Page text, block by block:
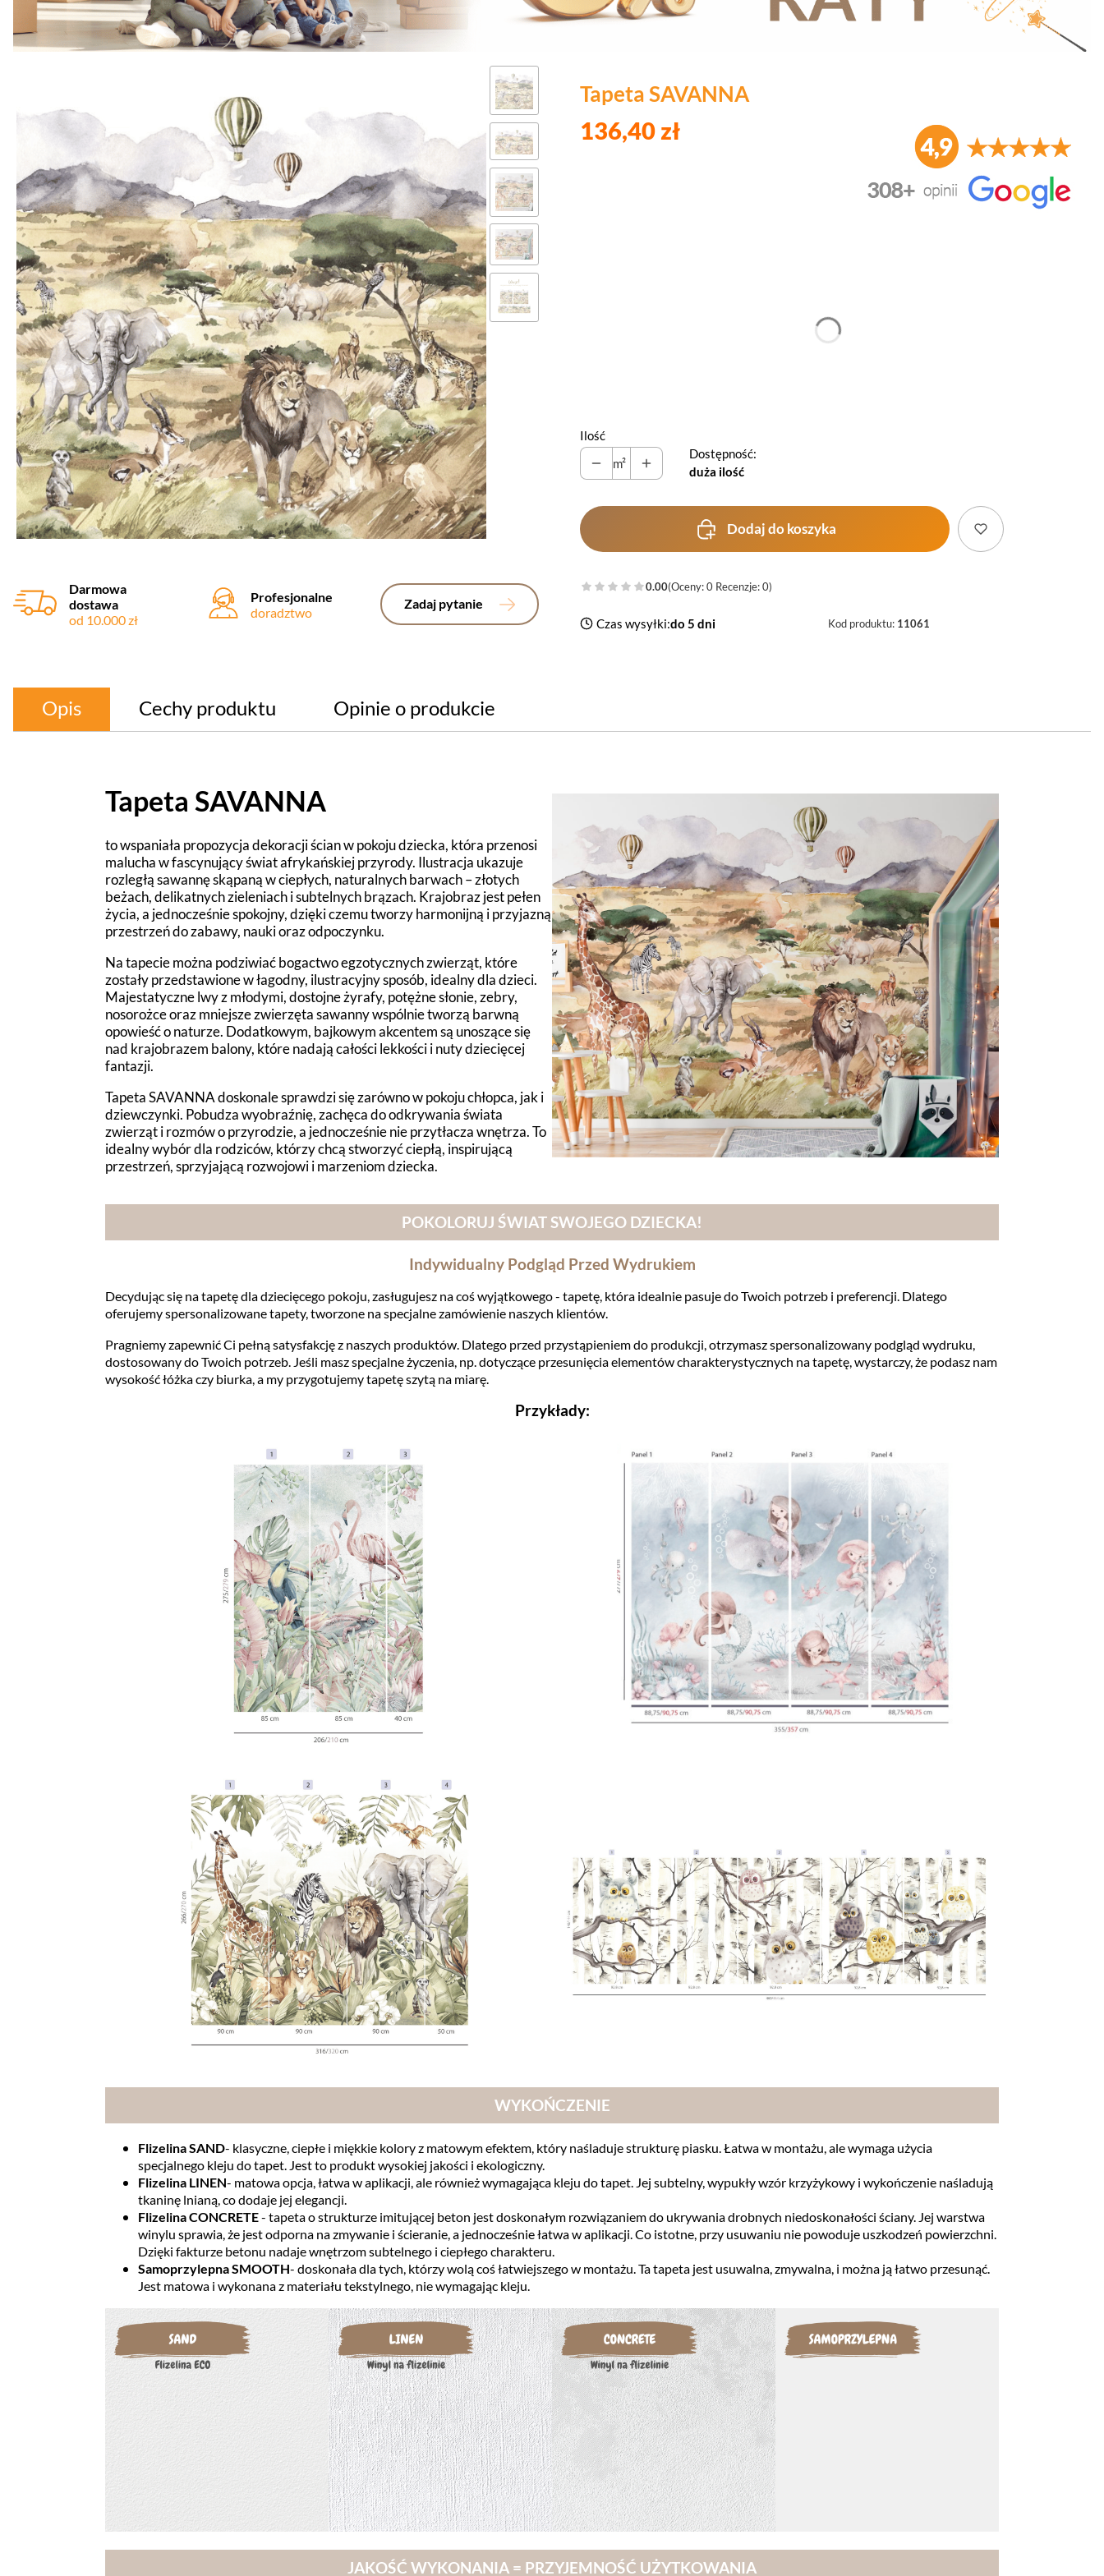
Darmowa
dostawa
od 10.000 zł
Profesjonalne
doradztwo
Zadaj pytanie
Tapeta SAVANNA
136,40 zł
Ilość
m²
Dostępność:
duża ilość
Dodaj do koszyka
0.00(Oceny: 0 Recenzje: 0)
Czas wysyłki:do 5 dni Kod produktu: 11061
Opis Cechy produktu Opinie o produkcie
Tapeta SAVANNA
to wspaniała propozycja dekoracji ścian w pokoju dziecka, która przenosi
malucha w fascynujący świat afrykańskiej przyrody. Ilustracja ukazuje
rozległą sawannę skąpaną w ciepłych, naturalnych barwach – złotych
beżach, delikatnych zieleniach i subtelnych brązach. Krajobraz jest pełen
życia, a jednocześnie spokojny, dzięki czemu tworzy harmonijną i przyjazną
przestrzeń do zabawy, nauki oraz odpoczynku.
Na tapecie można podziwiać bogactwo egzotycznych zwierząt, które
zostały przedstawione w łagodny, ilustracyjny sposób, idealny dla dzieci.
Majestatyczne lwy z młodymi, dostojne żyrafy, potężne słonie, zebry,
nosorożce oraz mniejsze zwierzęta sawanny wspólnie tworzą barwną
opowieść o naturze. Dodatkowym, bajkowym akcentem są unoszące się
nad krajobrazem balony, które nadają całości lekkości i nuty dziecięcej
fantazji.
Tapeta SAVANNA doskonale sprawdzi się zarówno w pokoju chłopca, jak i
dziewczynki. Pobudza wyobraźnię, zachęca do odkrywania świata
zwierząt i rozmów o przyrodzie, a jednocześnie nie przytłacza wnętrza. To
idealny wybór dla rodziców, którzy chcą stworzyć ciepłą, inspirującą
przestrzeń, sprzyjającą rozwojowi i marzeniom dziecka.
POKOLORUJ ŚWIAT SWOJEGO DZIECKA!
Indywidualny Podgląd Przed Wydrukiem
Decydując się na tapetę dla dziecięcego pokoju, zasługujesz na coś wyjątkowego - tapetę, która idealnie pasuje do Twoich potrzeb i preferencji. Dlatego
oferujemy spersonalizowane tapety, tworzone na specjalne zamówienie naszych klientów.
Pragniemy zapewnić Ci pełną satysfakcję z naszych produktów. Dlatego przed przystąpieniem do produkcji, otrzymasz spersonalizowany podgląd wydruku,
dostosowany do Twoich potrzeb. Jeśli masz specjalne życzenia, np. dotyczące przesunięcia elementów charakterystycznych na tapetę, wystarczy, że podasz nam
wysokość łóżka czy biurka, a my przygotujemy tapetę szytą na miarę.
Przykłady:
WYKOŃCZENIE
Flizelina SAND- klasyczne, ciepłe i miękkie kolory z matowym efektem, który naśladuje strukturę piasku. Łatwa w montażu, ale wymaga użycia
specjalnego kleju do tapet. Jest to produkt wysokiej jakości i ekologiczny.
Flizelina LINEN- matowa opcja, łatwa w aplikacji, ale również wymagająca kleju do tapet. Jej subtelny, wypukły wzór krzyżykowy i wykończenie naśladują
tkaninę lnianą, co dodaje jej elegancji.
Flizelina CONCRETE- tapeta o strukturze imitującej beton jest doskonałym rozwiązaniem do ukrywania drobnych niedoskonałości ściany. Jej warstwa
winylu sprawia, że jest odporna na zmywanie i ścieranie, a jednocześnie łatwa w aplikacji. Co istotne, przy usuwaniu nie powoduje uszkodzeń powierzchni.
Dzięki fakturze betonu nadaje wnętrzom subtelnego i ciepłego charakteru.
Samoprzylepna SMOOTH- doskonała dla tych, którzy wolą coś łatwiejszego w montażu. Ta tapeta jest usuwalna, zmywalna, i można ją łatwo przesunąć.
Jest matowa i wykonana z materiału tekstylnego, nie wymagając kleju.
JAKOŚĆ WYKONANIA = PRZYJEMNOŚĆ UŻYTKOWANIA